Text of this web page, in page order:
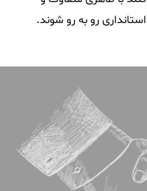
استانداری رو به رو شوند.